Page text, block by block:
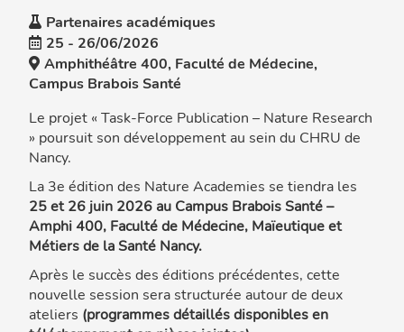
Partenaires académiques
25 - 26/06/2026
Amphithéâtre 400, Faculté de Médecine,
Campus Brabois Santé
Le projet « Task-Force Publication – Nature Research
» poursuit son développement au sein du CHRU de
Nancy.
La 3e édition des Nature Academies se tiendra les
25 et 26 juin 2026 au Campus Brabois Santé –
Amphi 400, Faculté de Médecine, Maïeutique et
Métiers de la Santé Nancy.
Après le succès des éditions précédentes, cette
nouvelle session sera structurée autour de deux
ateliers (programmes détaillés disponibles en